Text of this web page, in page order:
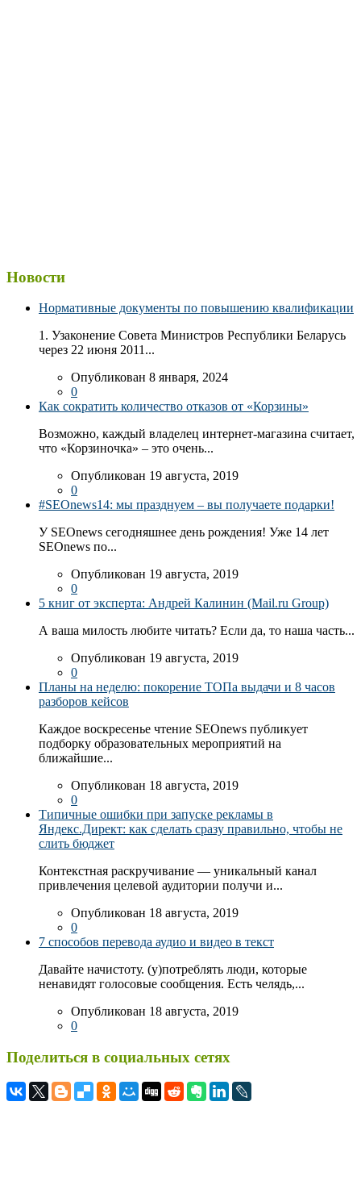
Новости
Нормативные документы по повышению квалификации
1. Узаконение Совета Министров Республики Беларусь
через 22 июня 2011...
Опубликован 8 января, 2024
0
Как сократить количество отказов от «Корзины»
Возможно, каждый владелец интернет-магазина считает,
что «Корзиночка» – это очень...
Опубликован 19 августа, 2019
0
#SEOnews14: мы празднуем – вы получаете подарки!
У SEOnews сегодняшнее день рождения! Уже 14 лет
SEOnews по...
Опубликован 19 августа, 2019
0
5 книг от эксперта: Андрей Калинин (Mail.ru Group)
А ваша милость любите читать? Если да, то наша часть...
Опубликован 19 августа, 2019
0
Планы на неделю: покорение ТОПа выдачи и 8 часов
разборов кейсов
Каждое воскресенье чтение SEOnews публикует
подборку образовательных мероприятий на
ближайшие...
Опубликован 18 августа, 2019
0
Типичные ошибки при запуске рекламы в
Яндекс.Директ: как сделать сразу правильно, чтобы не
слить бюджет
Контекстная раскручивание — уникальный канал
привлечения целевой аудитории получи и...
Опубликован 18 августа, 2019
0
7 способов перевода аудио и видео в текст
Давайте начистоту. (у)потреблять люди, которые
ненавидят голосовые сообщения. Есть челядь,...
Опубликован 18 августа, 2019
0
Поделиться в социальных сетях